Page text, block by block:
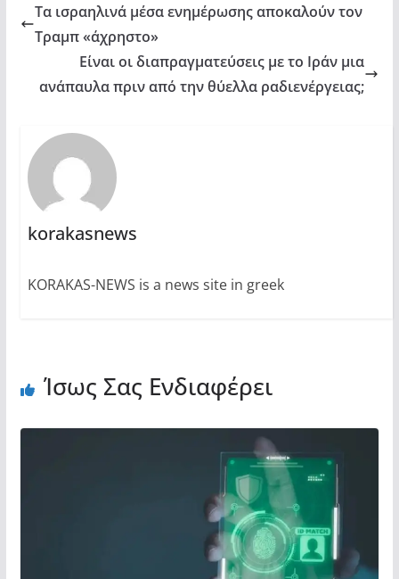
Τα ισραηλινά μέσα ενημέρωσης αποκαλούν τον
Τραμπ «άχρηστο»
Είναι οι διαπραγματεύσεις με το Ιράν μια
ανάπαυλα πριν από την θύελλα ραδιενέργειας;
korakasnews
KORAKAS-NEWS is a news site in greek
Ίσως Σας Ενδιαφέρει